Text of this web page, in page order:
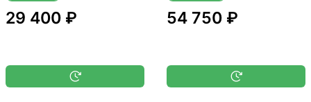
29 400 ₽ 54 750 ₽